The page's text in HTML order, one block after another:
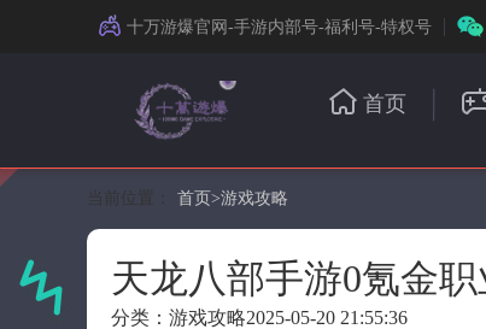
十万游爆官网-手游内部号-福利号-特权号
首页
当前位置： 首页 >游戏攻略
天龙八部手游0氪金
分类：游戏攻略2025-05-20 21:55:36